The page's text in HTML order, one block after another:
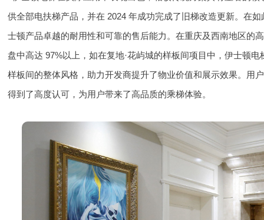
供全部电扶梯产品，并在 2024 年成功完成了旧梯改造更新。在
士顿产品卓越的耐用性和可靠的售后能力。在重庆及西南地区的
盘中高达 97%以上，如在复地·花屿城的样板间项目中，伊士顿
样板间的整体风格，助力开发商提升了物业价值和展示效果。用
得到了高度认可，为用户带来了高品质的乘梯体验。